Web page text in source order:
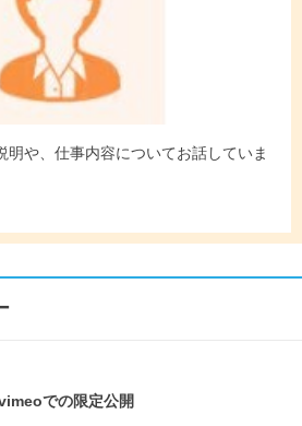
明や、仕事内容についてお話していま
での限定公開